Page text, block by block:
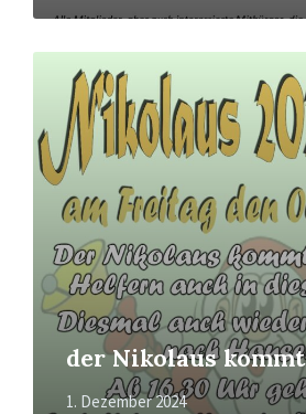
der Nikolaus kommt
1. Dezember 2024
Mehr
erfahren